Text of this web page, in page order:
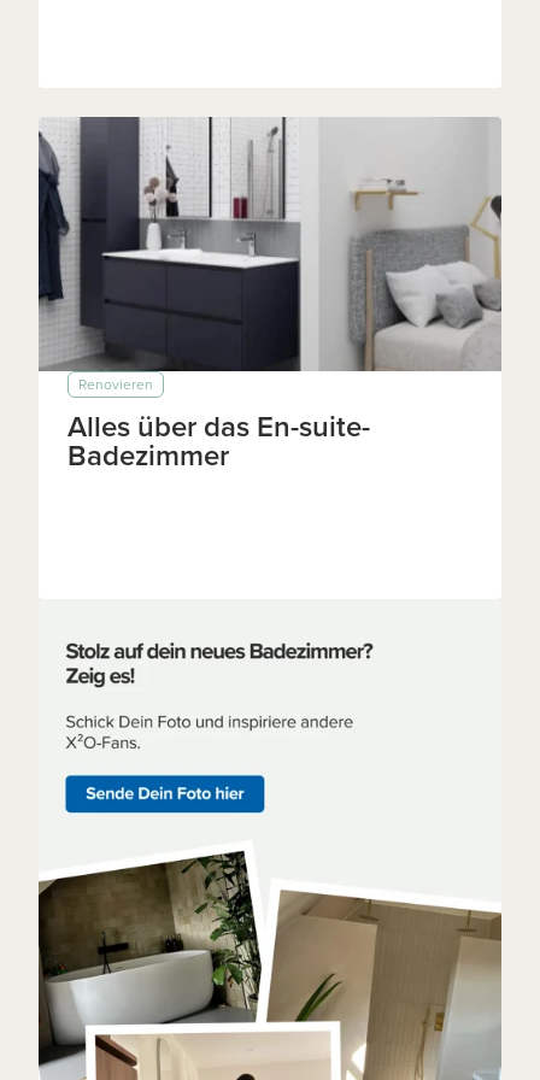
Renovieren
Alles über das En-suite-
Badezimmer